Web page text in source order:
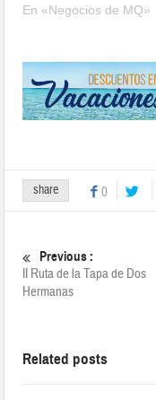
En «Negocios de MQ»
share 0
Previous :
II Ruta de la Tapa de Dos
Hermanas
Related posts